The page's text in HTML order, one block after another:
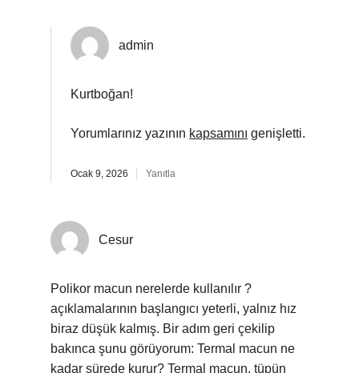
admin
Kurtboğan!
Yorumlarınız yazının kapsamını genişletti.
Ocak 9, 2026 Yanıtla
Cesur
Polikor macun nerelerde kullanılır ?
açıklamalarının başlangıcı yeterli, yalnız hız
biraz düşük kalmış. Bir adım geri çekilip
bakınca şunu görüyorum: Termal macun ne
kadar sürede kurur? Termal macun, tüpün